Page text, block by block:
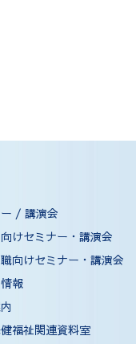
/ 講演会
向けセミナー・講演会
職向けセミナー・講演会
報
福祉関連資料室